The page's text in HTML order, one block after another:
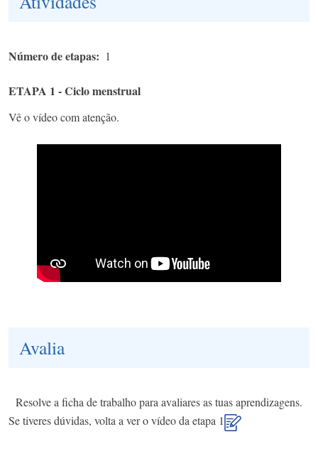
Número de etapas 1
ETAPA 1 - Ciclo menstrual
Vê o vídeo com atenção.
Avalia
Resolve a ficha de trabalho para avaliares as tuas aprendizagens.
Se tiveres dúvidas, volta a ver o vídeo da etapa 1